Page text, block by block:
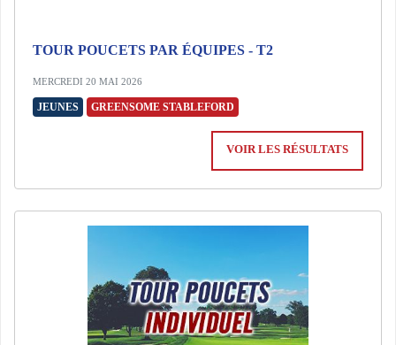
TOUR POUCETS PAR ÉQUIPES - T2
MERCREDI 20 MAI 2026
JEUNES GREENSOME STABLEFORD
VOIR LES RÉSULTATS